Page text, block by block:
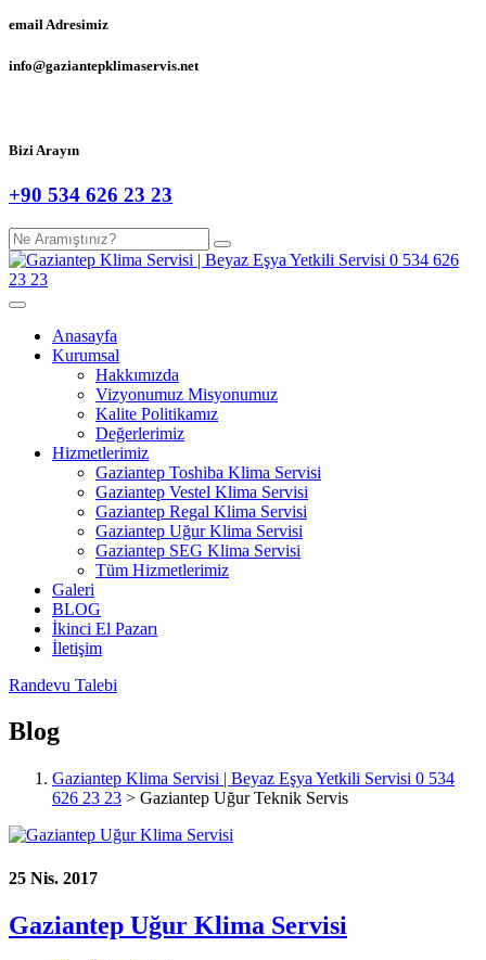
email Adresimiz
info@gaziantepklimaservis.net
Bizi Arayın
+90 534 626 23 23
Anasayfa
Kurumsal
Hakkımızda
Vizyonumuz Misyonumuz
Kalite Politikamız
Değerlerimiz
Hizmetlerimiz
Gaziantep Toshiba Klima Servisi
Gaziantep Vestel Klima Servisi
Gaziantep Regal Klima Servisi
Gaziantep Uğur Klima Servisi
Gaziantep SEG Klima Servisi
Tüm Hizmetlerimiz
Galeri
BLOG
İkinci El Pazarı
İletişim
Randevu Talebi
Blog
Gaziantep Klima Servisi | Beyaz Eşya Yetkili Servisi 0 534
626 23 23 > Gaziantep Uğur Teknik Servis
25 Nis. 2017
Gaziantep Uğur Klima Servisi